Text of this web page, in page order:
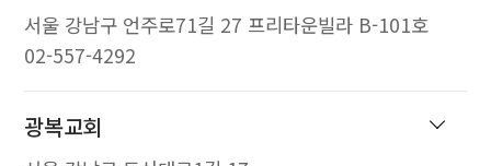
서울 강남구 언주로71길 27 프리타운빌라 B-101호
02-557-4292
광복교회